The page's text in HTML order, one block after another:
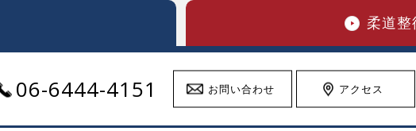
柔道整
06-6444-4151 お問い合わせ アクセス